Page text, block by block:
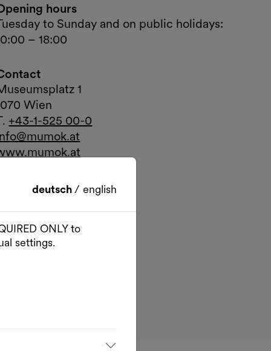
hours
to Sunday and on public holidays:
– 18:00
1
Wien
+43-1-525 00-0
visit
link
deutsch / english
ONLY to
settings.